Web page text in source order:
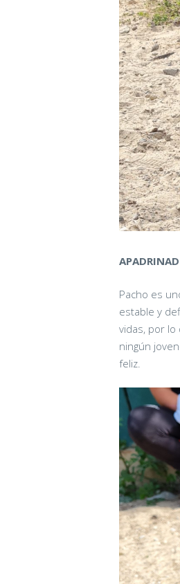
Pacho es
estable y
vidas, por lo
ningún
feliz.